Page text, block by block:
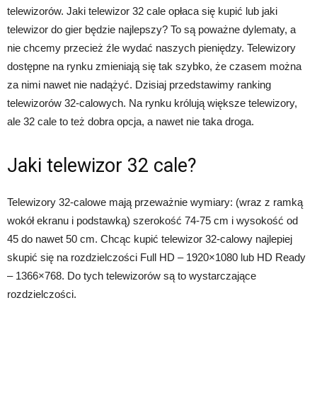
telewizorów. Jaki telewizor 32 cale opłaca się kupić lub jaki
telewizor do gier będzie najlepszy? To są poważne dylematy, a
nie chcemy przecież źle wydać naszych pieniędzy. Telewizory
dostępne na rynku zmieniają się tak szybko, że czasem można
za nimi nawet nie nadążyć. Dzisiaj przedstawimy ranking
telewizorów 32-calowych. Na rynku królują większe telewizory,
ale 32 cale to też dobra opcja, a nawet nie taka droga.
Jaki telewizor 32 cale?
Telewizory 32-calowe mają przeważnie wymiary: (wraz z ramką
wokół ekranu i podstawką) szerokość 74-75 cm i wysokość od
45 do nawet 50 cm. Chcąc kupić telewizor 32-calowy najlepiej
skupić się na rozdzielczości Full HD – 1920×1080 lub HD Ready
– 1366×768. Do tych telewizorów są to wystarczające
rozdzielczości.